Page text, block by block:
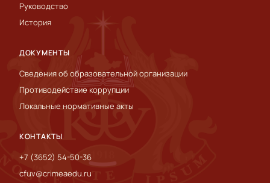
Руководство
История
ДОКУМЕНТЫ
Сведения об образовательной организации
Противодействие коррупции
Локальные нормативные акты
КОНТАКТЫ
+7 (3652) 54-50-36
cfuv@crimeaedu.ru